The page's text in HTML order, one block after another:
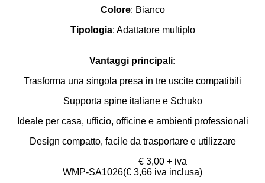
Colore: Bianco
Tipologia: Adattatore multiplo
Vantaggi principali:
Trasforma una singola presa in tre uscite compatibili
Supporta spine italiane e Schuko
Ideale per casa, ufficio, officine e ambienti professionali
Design compatto, facile da trasportare e utilizzare
WMP-SA1026
€ 3,00 + iva
(€ 3,66 iva inclusa)